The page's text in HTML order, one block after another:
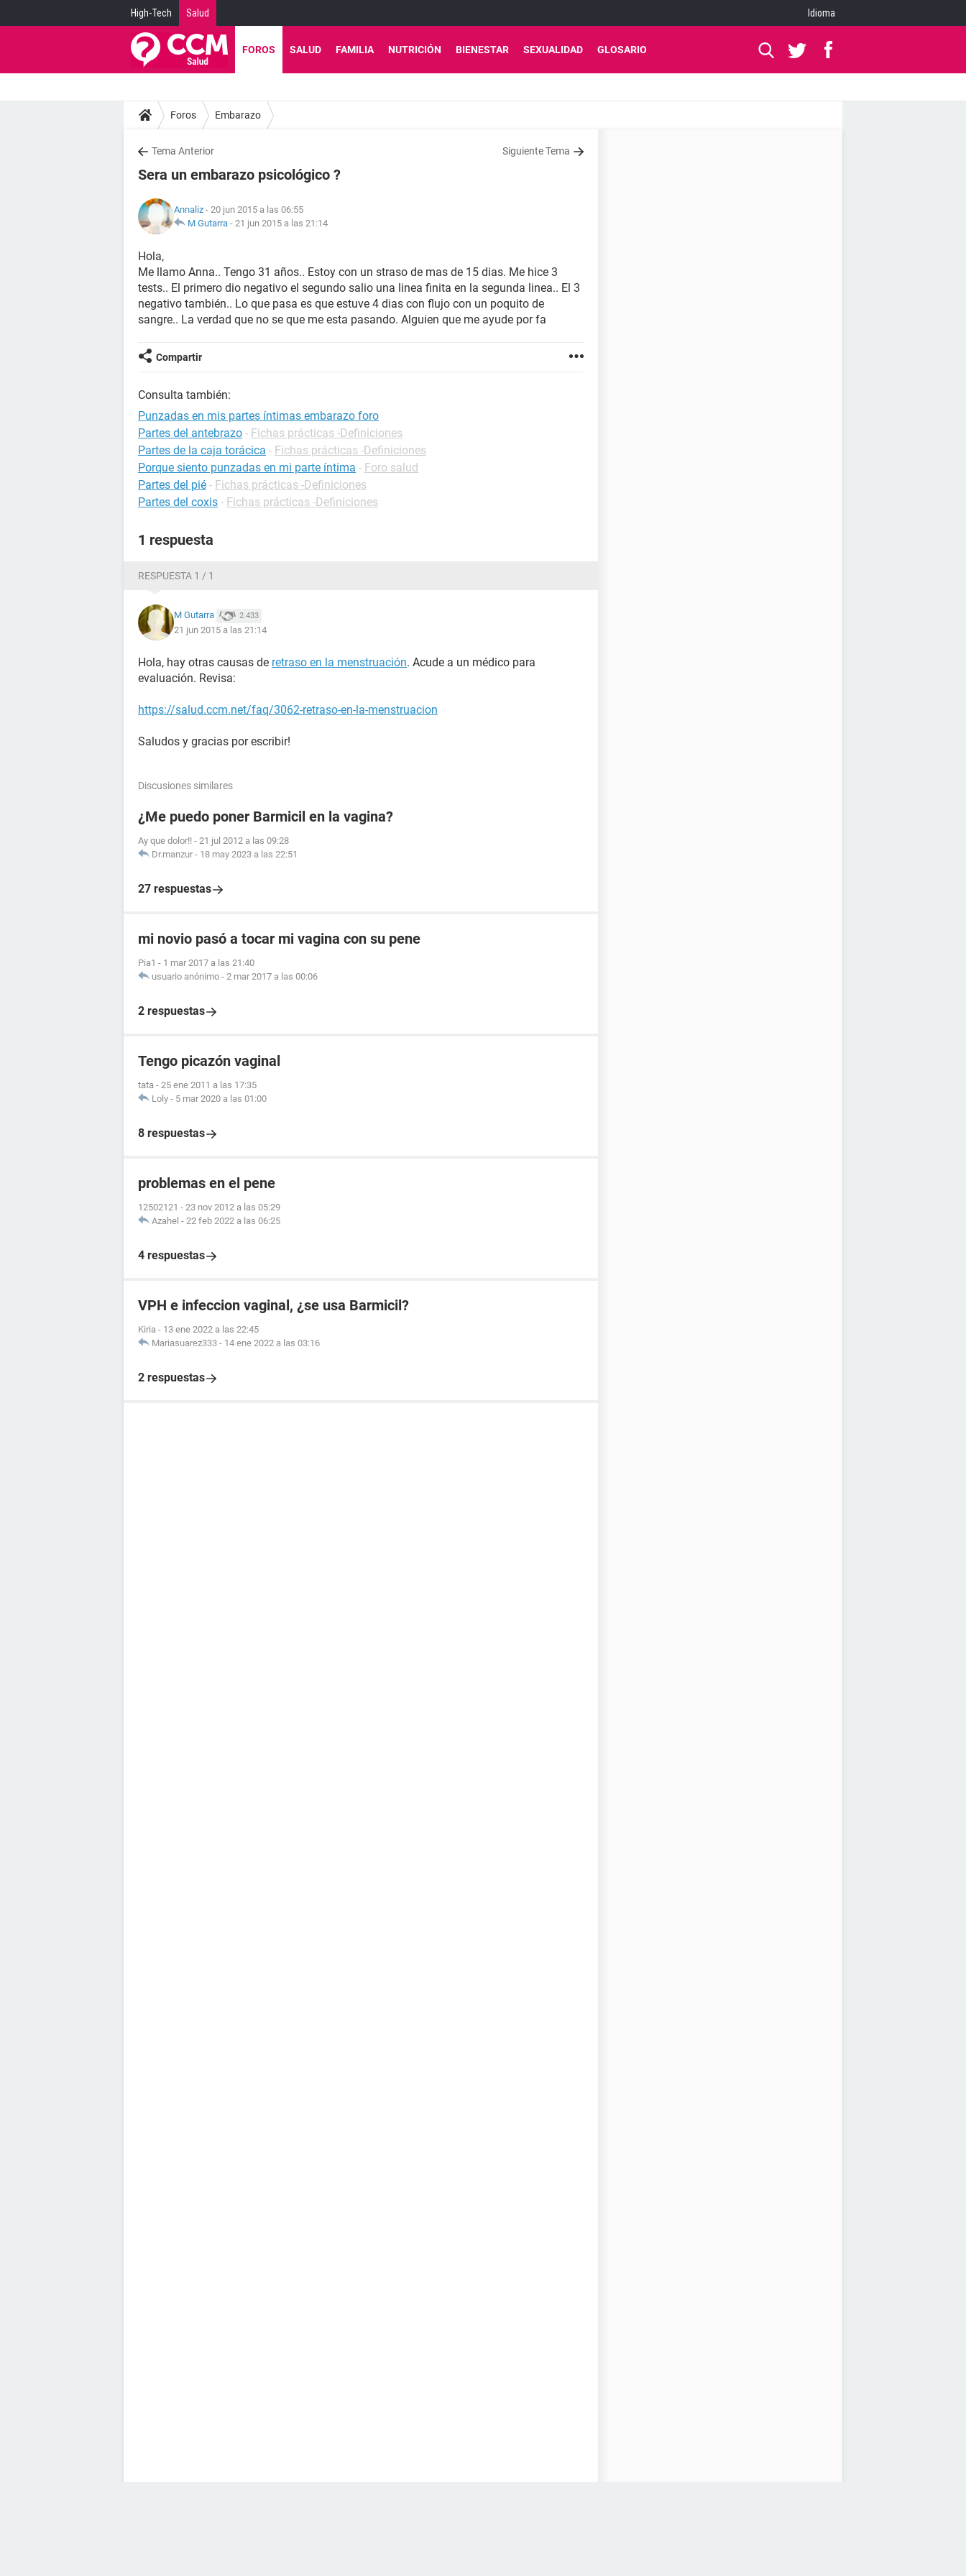
High-Tech Salud Idioma
FOROS SALUD FAMILIA NUTRICIÓN BIENESTAR SEXUALIDAD GLOSARIO
Foros Embarazo
Tema Anterior Siguiente Tema
Sera un embarazo psicológico ?
Annaliz - 20 jun 2015 a las 06:55
M Gutarra - 21 jun 2015 a las 21:14
Hola,
Me llamo Anna.. Tengo 31 años.. Estoy con un straso de mas de 15 dias. Me hice 3
tests.. El primero dio negativo el segundo salio una linea finita en la segunda linea.. El 3
negativo también.. Lo que pasa es que estuve 4 dias con flujo con un poquito de
sangre.. La verdad que no se que me esta pasando. Alguien que me ayude por fa
Compartir
Consulta también:
Punzadas en mis partes íntimas embarazo foro
Partes del antebrazo - Fichas prácticas -Definiciones
Partes de la caja torácica - Fichas prácticas -Definiciones
Porque siento punzadas en mi parte íntima - Foro salud
Partes del pié - Fichas prácticas -Definiciones
Partes del coxis - Fichas prácticas -Definiciones
1 respuesta
RESPUESTA 1 / 1
M Gutarra 2.433
21 jun 2015 a las 21:14
Hola, hay otras causas de retraso en la menstruación. Acude a un médico para
evaluación. Revisa:
https://salud.ccm.net/faq/3062-retraso-en-la-menstruacion
Saludos y gracias por escribir!
Discusiones similares
¿Me puedo poner Barmicil en la vagina?
Ay que dolor!! - 21 jul 2012 a las 09:28
Dr.manzur - 18 may 2023 a las 22:51
27 respuestas
mi novio pasó a tocar mi vagina con su pene
Pia1 - 1 mar 2017 a las 21:40
usuario anónimo - 2 mar 2017 a las 00:06
2 respuestas
Tengo picazón vaginal
tata - 25 ene 2011 a las 17:35
Loly - 5 mar 2020 a las 01:00
8 respuestas
problemas en el pene
12502121 - 23 nov 2012 a las 05:29
Azahel - 22 feb 2022 a las 06:25
4 respuestas
VPH e infeccion vaginal, ¿se usa Barmicil?
Kiria - 13 ene 2022 a las 22:45
Mariasuarez333 - 14 ene 2022 a las 03:16
2 respuestas